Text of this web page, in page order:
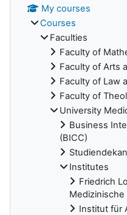
My courses
Courses
Faculties
Faculty of
Faculty of Arts
Faculty of Law
Faculty of
University
Business
(BICC)
Institutes
Friedrich
Medizinische
Institut für